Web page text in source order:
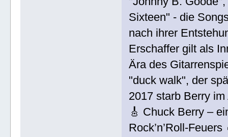
Sixteen" - die
nach ihrer
Erschaffer gilt als
Ära des
"duck walk", der
2017 starb Berry
🎸 Chuck Berry –
Rock’n’Roll-Feuers